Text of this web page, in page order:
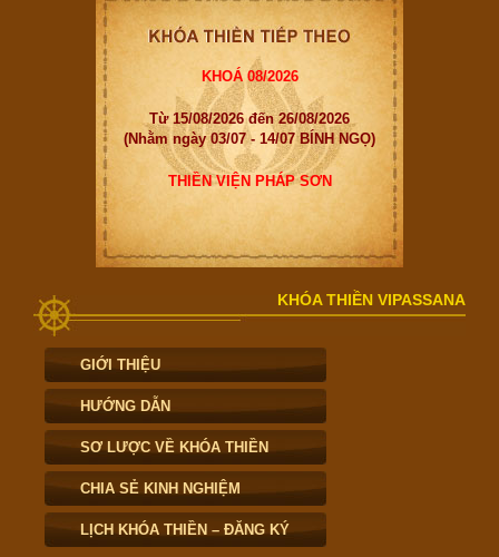
KHOÁ 08/2026
Từ 15/08/2026 đến 26/08/2026
(Nhằm ngày 03/07 - 14/07 BÍNH NGỌ)
THIỀN VIỆN PHÁP SƠN
KHÓA THIỀN VIPASSANA
GIỚI THIỆU
HƯỚNG DẪN
SƠ LƯỢC VỀ KHÓA THIỀN
CHIA SẺ KINH NGHIỆM
LỊCH KHÓA THIỀN – ĐĂNG KÝ